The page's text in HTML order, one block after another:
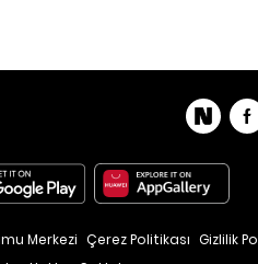
kitaplarıyla bir
Merkezi Çerez Politikası Gizlilik